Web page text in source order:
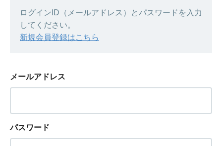
ログインID（メールアドレス）とパスワードを入力
してください。
新規会員登録はこちら
メールアドレス
パスワード